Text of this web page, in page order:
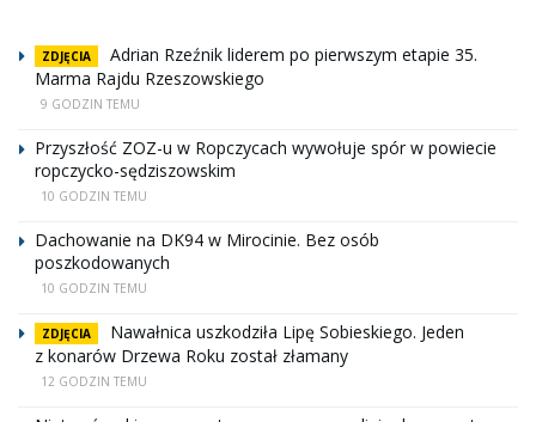
ZDJĘCIA
Adrian Rzeźnik liderem po pierwszym etapie 35.
Marma Rajdu Rzeszowskiego
9 GODZIN TEMU
Przyszłość ZOZ-u w Ropczycach wywołuje spór w powiecie
ropczycko-sędziszowskim
10 GODZIN TEMU
Dachowanie na DK94 w Mirocinie. Bez osób
poszkodowanych
10 GODZIN TEMU
ZDJĘCIA
Nawałnica uszkodziła Lipę Sobieskiego. Jeden
z konarów Drzewa Roku został złamany
12 GODZIN TEMU